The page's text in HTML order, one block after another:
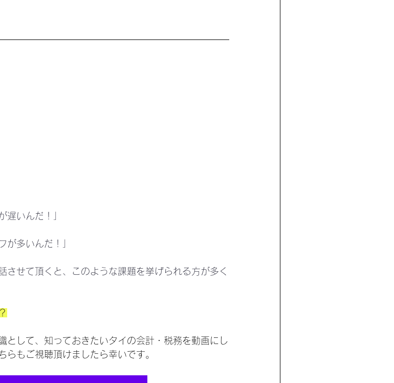
遅いんだ！」
が多いんだ！」
せて頂くと、このような課題を挙げられる方が多く
して、知っておきたいタイの会計・税務を動画にし
らもご視聴頂けましたら幸いです。